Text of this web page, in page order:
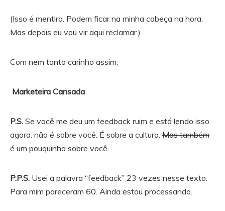
(Isso é mentira. Podem ficar na minha cabeça na hora.
Mas depois eu vou vir aqui reclamar.)
Com nem tanto carinho assim,
Marketeira Cansada
P.S. Se você me deu um feedback ruim e está lendo isso
agora: não é sobre você. É sobre a cultura. Mas também
é um pouquinho sobre você.
P.P.S. Usei a palavra “feedback” 23 vezes nesse texto.
Para mim pareceram 60. Ainda estou processando.